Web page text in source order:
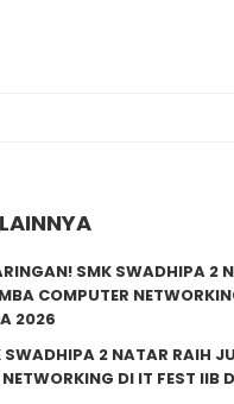
SMK SWADHIPA 2
COMPUTER
2026
SWADHIPA 2 NATAR RAIH
DI IT FEST IIB